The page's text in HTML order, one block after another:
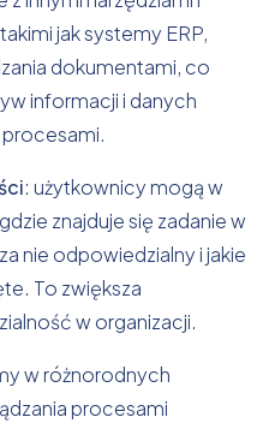
jak systemy ERP,
dokumentami, co
informacji i danych
procesami.
: użytkownicy mogą w
znajduje się zadanie w
nie odpowiedzialny i jakie
To zwiększa
w organizacji.
w różnorodnych
procesami